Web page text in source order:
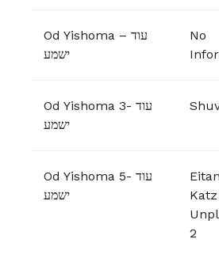
Od Yishoma – עוד
ישמע
No
Od Yishoma 3- עוד
ישמע
Od Yishoma 5- עוד
ישמע
Eitan
Katz
2